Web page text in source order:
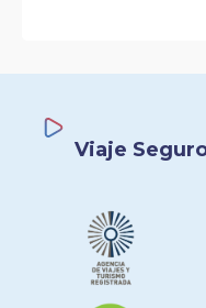
Viaje